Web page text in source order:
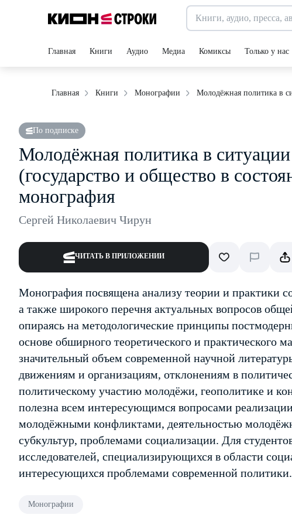
Главная Книги Аудио Медиа Комиксы Только у нас
Главная Книги Монографии Молодёжная политика в
По подписке
Молодёжная политика в
(государство и общество в
монография
Сергей Николаевич Чирун
ЧИТАТЬ В ПРИЛОЖЕНИИ
Монография посвящена анализу теории и практики
а также широкого перечня актуальных вопросов
опираясь на методологические принципы
основе обширного теоретического и практического
значительный объем современной научной
движениям и организациям, отклонениям в
политическому участию молодёжи, геополитике и
полезна всем интересующимся вопросами
молодёжными конфликтами, деятельностью
субкультур, проблемами социализации. Для
исследователей, специализирующихся в области
интересующихся проблемами современной политики.
Монографии